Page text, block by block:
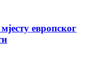
европског